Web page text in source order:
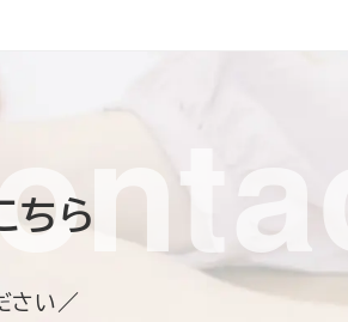
ちら
さい／